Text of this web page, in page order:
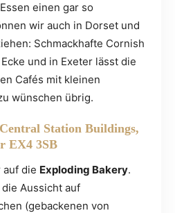
einen gar so
wir auch in Dorset und
Schmackhafte Cornish
und in Exeter lässt die
Cafés mit kleinen
wünschen übrig.
Central Station Buildings,
EX4 3SB
auf die Exploding Bakery.
Aussicht auf
(gebackenen von